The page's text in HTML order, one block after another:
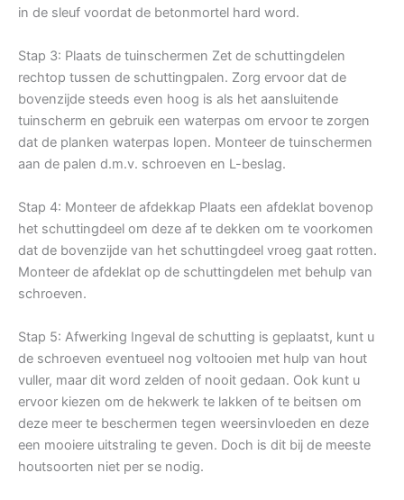
in de sleuf voordat de betonmortel hard word.
Stap 3: Plaats de tuinschermen Zet de schuttingdelen
rechtop tussen de schuttingpalen. Zorg ervoor dat de
bovenzijde steeds even hoog is als het aansluitende
tuinscherm en gebruik een waterpas om ervoor te zorgen
dat de planken waterpas lopen. Monteer de tuinschermen
aan de palen d.m.v. schroeven en L-beslag.
Stap 4: Monteer de afdekkap Plaats een afdeklat bovenop
het schuttingdeel om deze af te dekken om te voorkomen
dat de bovenzijde van het schuttingdeel vroeg gaat rotten.
Monteer de afdeklat op de schuttingdelen met behulp van
schroeven.
Stap 5: Afwerking Ingeval de schutting is geplaatst, kunt u
de schroeven eventueel nog voltooien met hulp van hout
vuller, maar dit word zelden of nooit gedaan. Ook kunt u
ervoor kiezen om de hekwerk te lakken of te beitsen om
deze meer te beschermen tegen weersinvloeden en deze
een mooiere uitstraling te geven. Doch is dit bij de meeste
houtsoorten niet per se nodig.